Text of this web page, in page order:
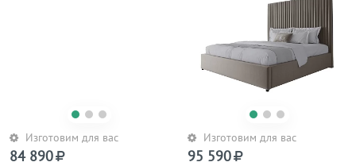
Изготовим для вас
84 890
Изготовим для вас
95 590